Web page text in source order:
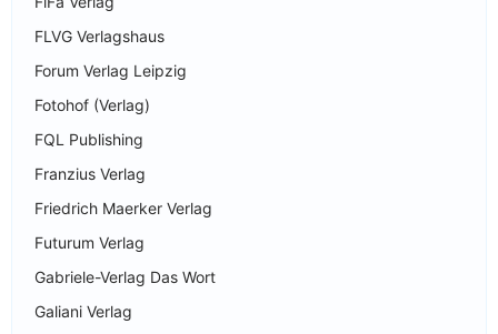
FLVG Verlagshaus
Forum Verlag Leipzig
Fotohof (Verlag)
FQL Publishing
Franzius Verlag
Friedrich Maerker Verlag
Futurum Verlag
Gabriele-Verlag Das Wort
Galiani Verlag